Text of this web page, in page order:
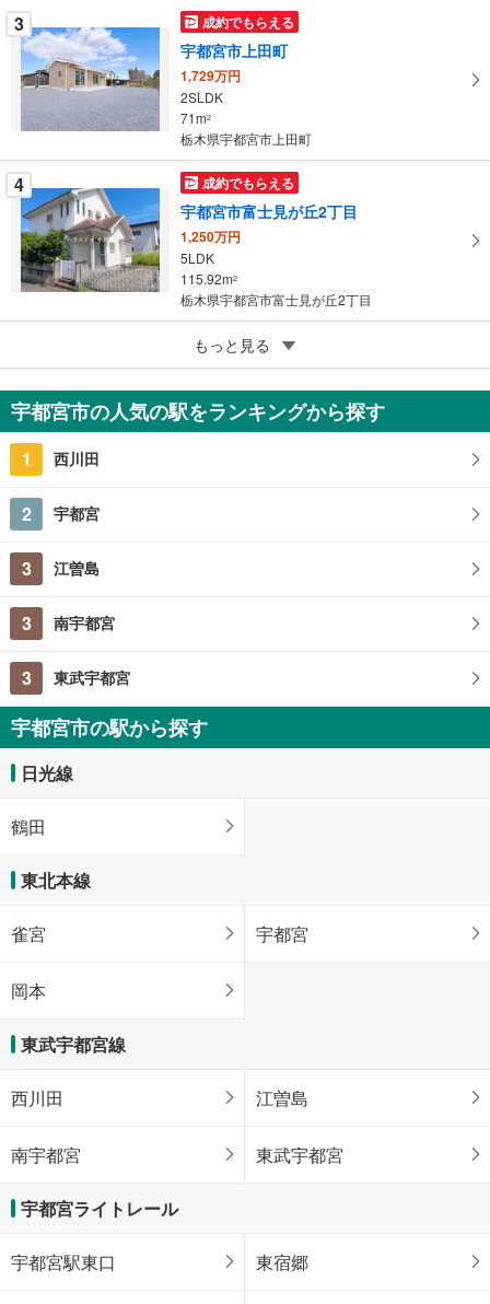
ジ
に
保
存
る
3 成約でもらえる
宇都宮市上田町
1,729万円
2SLDK
71m2
栃木県宇都宮市上田町
4 成約でもらえる
宇都宮市富士見が丘2丁目
1,250万円
5LDK
115.92m2
栃木県宇都宮市富士見が丘2丁目
成約でもらえる
宇都宮市富士見が丘4丁目
1,600万円
2LDK
もっと見る
宇都宮市の人気の駅をランキングから探す
1 西川田
2 宇都宮
3 江曽島
3 南宇都宮
3 東武宇都宮
宇都宮市の駅から探す
日光線
鶴田
東北本線
雀宮 宇都宮
岡本
東武宇都宮線
西川田 江曽島
南宇都宮 東武宇都宮
宇都宮ライトレール
宇都宮駅東口 東宿郷